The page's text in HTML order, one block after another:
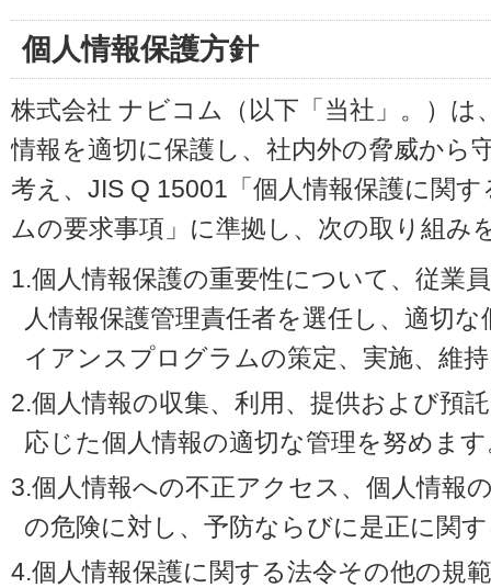
個人情報保護方針
株式会社 ナビコム（以下「当社」。）
情報を適切に保護し、社内外の脅威から
考え、JIS Q 15001「個人情報保護に関
ムの要求事項」に準拠し、次の取り組み
1.個人情報保護の重要性について、従業
人情報保護管理責任者を選任し、適切
イアンスプログラムの策定、実施、維
2.個人情報の収集、利用、提供および預
応じた個人情報の適切な管理を努めま
3.個人情報への不正アクセス、個人情報
の危険に対し、予防ならびに是正に関
4.個人情報保護に関する法令その他の規